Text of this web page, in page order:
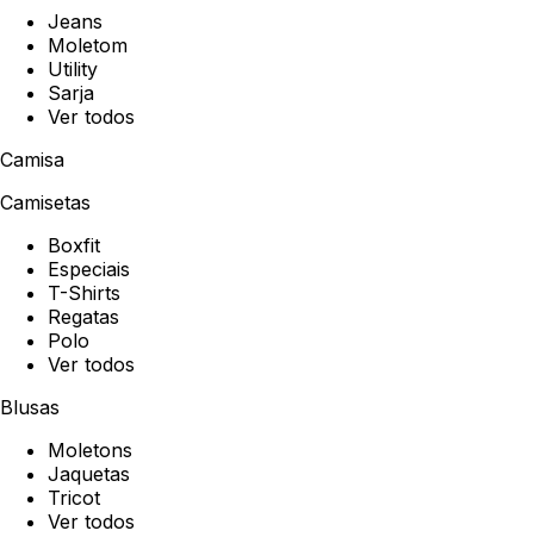
Jeans
Moletom
Utility
Sarja
Ver todos
Camisa
Camisetas
Boxfit
Especiais
T-Shirts
Regatas
Polo
Ver todos
Blusas
Moletons
Jaquetas
Tricot
Ver todos